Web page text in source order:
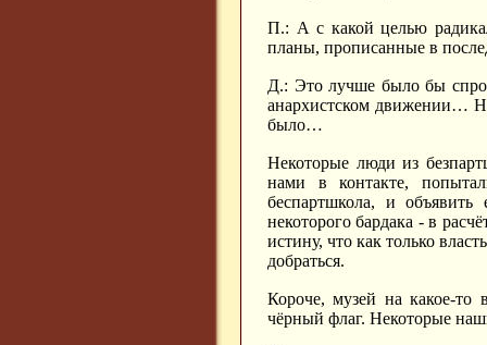
П.: А с какой целью
планы, прописанные в
Д.: Это лучше было бы
анархистском движении…
было…
Некоторые люди из
нами в контакте,
беспартшкола, и
некоторого бардака - в
истину, что как только
добраться.
Короче, музей на какое-то
чёрный флаг. Некоторые